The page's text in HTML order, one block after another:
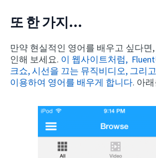
또 한 가지…
만약 현실적인 영어를 배우고 싶다면
인해 보세요. 이 웹사이트처럼,
크쇼, 시선을 끄는 뮤직비디오, 그리
이용하여 영어를 배우게 합니다. 아